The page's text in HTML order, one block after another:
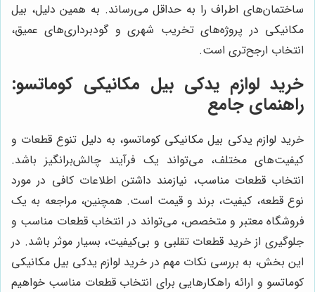
ساختمان‌های اطراف را به حداقل می‌رساند. به همین دلیل، بیل
مکانیکی در پروژه‌های تخریب شهری و گودبرداری‌های عمیق،
انتخاب ارجح‌تری است.
خرید لوازم یدکی بیل مکانیکی کوماتسو:
راهنمای جامع
خرید لوازم یدکی بیل مکانیکی کوماتسو، به دلیل تنوع قطعات و
کیفیت‌های مختلف، می‌تواند یک فرآیند چالش‌برانگیز باشد.
انتخاب قطعات مناسب، نیازمند داشتن اطلاعات کافی در مورد
نوع قطعه، کیفیت، برند و قیمت است. همچنین، مراجعه به یک
فروشگاه معتبر و متخصص، می‌تواند در انتخاب قطعات مناسب و
جلوگیری از خرید قطعات تقلبی و بی‌کیفیت، بسیار موثر باشد. در
این بخش، به بررسی نکات مهم در خرید لوازم یدکی بیل مکانیکی
کوماتسو و ارائه راهکارهایی برای انتخاب قطعات مناسب خواهیم